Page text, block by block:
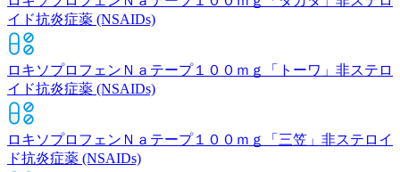
イド抗炎症薬 (NSAIDs)
ロキソプロフェンＮａテープ１００ｍｇ「トーワ」 非ステロ
イド抗炎症薬 (NSAIDs)
ロキソプロフェンＮａテープ１００ｍｇ「三笠」 非ステロイ
ド抗炎症薬 (NSAIDs)